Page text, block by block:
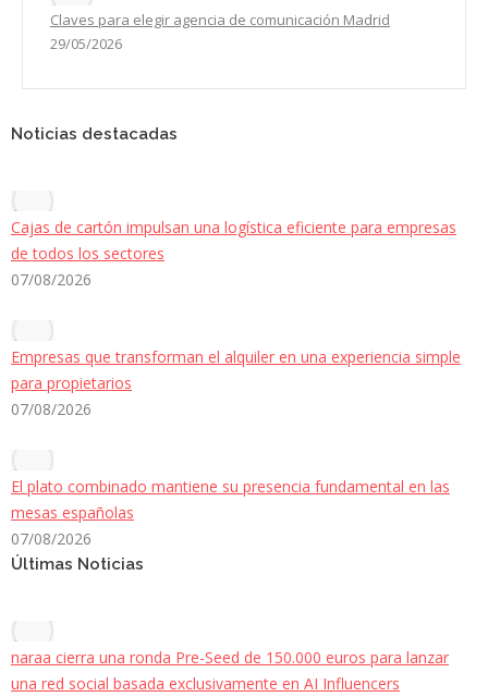
Claves para elegir agencia de comunicación Madrid
29/05/2026
Noticias destacadas
Cajas de cartón impulsan una logística eficiente para empresas
de todos los sectores
07/08/2026
Empresas que transforman el alquiler en una experiencia simple
para propietarios
07/08/2026
El plato combinado mantiene su presencia fundamental en las
mesas españolas
07/08/2026
Últimas Noticias
naraa cierra una ronda Pre-Seed de 150.000 euros para lanzar
una red social basada exclusivamente en AI Influencers